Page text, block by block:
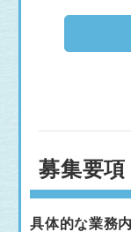
募集要項
具体的な業務